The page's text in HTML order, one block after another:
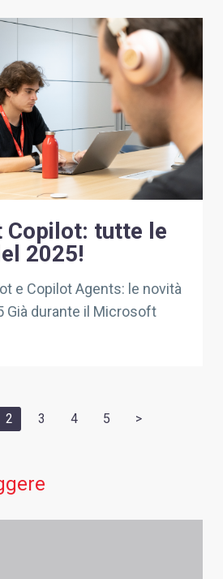
tutte le
2025!
e Copilot Agents: le novità
Già durante il Microsoft
2 3 4 5 >